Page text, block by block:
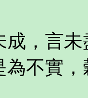
成，言
為不實